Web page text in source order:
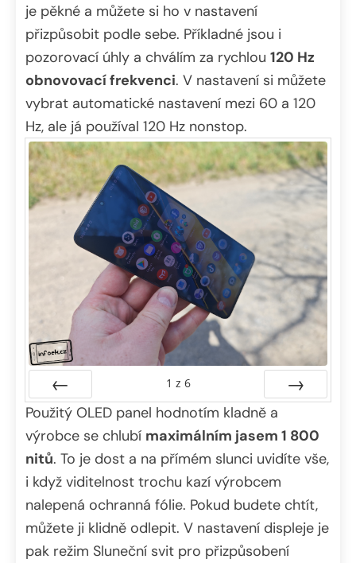
je pěkné a můžete si ho v nastavení
přizpůsobit podle sebe. Příkladné jsou i
pozorovací úhly a chválím za rychlou 120 Hz
obnovovací frekvenci. V nastavení si můžete
vybrat automatické nastavení mezi 60 a 120
Hz, ale já používal 120 Hz nonstop.
Předchozí
1 z 6
Použitý OLED panel hodnotím kladně a
výrobce se chlubí maximálním jasem 1 800
nitů. To je dost a na přímém slunci uvidíte vše,
i když viditelnost trochu kazí výrobcem
nalepená ochranná fólie. Pokud budete chtít,
můžete ji klidně odlepit. V nastavení displeje je
pak režim Sluneční svit pro přizpůsobení